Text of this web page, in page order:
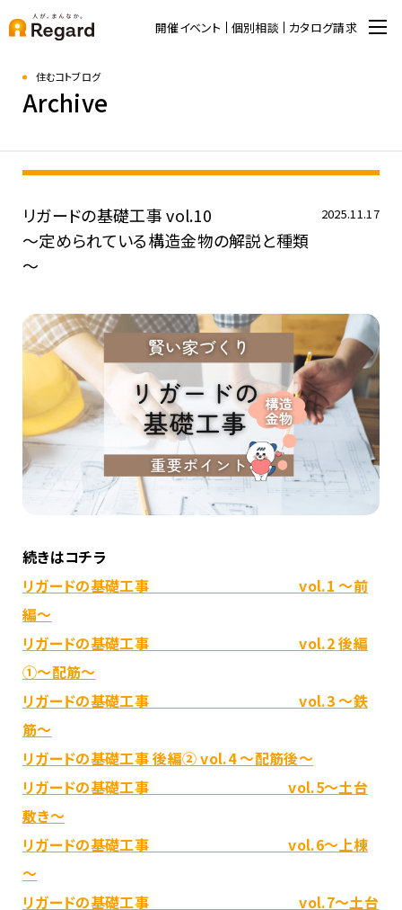
開催イベント 個別相談 カタログ請求
住むコトブログ
Archive
リガードの基礎工事 vol.10
～定められている構造金物の解説と種類
～
2025.11.17
続きはコチラ
リガードの基礎工事 vol.1 ～前
編～
リガードの基礎工事 vol.2 後編
①～配筋～
リガードの基礎工事 vol.3 ～鉄
筋～
リガードの基礎工事 後編② vol.4 ～配筋後～
リガードの基礎工事 vol.5～土台
敷き～
リガードの基礎工事 vol.6～上棟
～
リガードの基礎工事 vol.7～土台